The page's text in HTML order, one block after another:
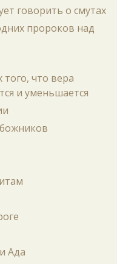
говорить о смутах
пророков над
того, что вера
и уменьшается
Ада